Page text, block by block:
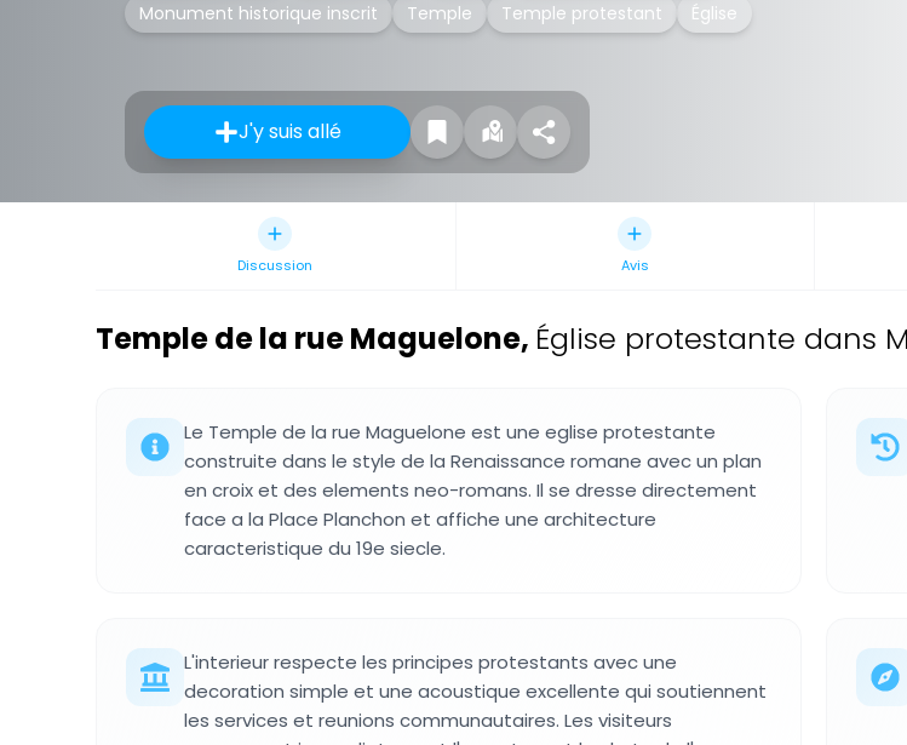
Monument historique inscrit
Temple Temple protestant Église
J'y suis allé
Discussion Avis
Temple de la rue Maguelone, Église protestante dans
Le Temple de la rue Maguelone est une eglise protestante
construite dans le style de la Renaissance romane avec un plan
en croix et des elements neo-romans. Il se dresse directement
face a la Place Planchon et affiche une architecture
caracteristique du 19e siecle.
L'interieur respecte les principes protestants avec une
decoration simple et une acoustique excellente qui soutiennent
les services et reunions communautaires. Les visiteurs